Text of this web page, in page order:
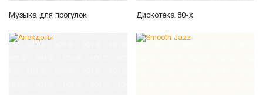
Музыка для прогулок Дискотека 80-х